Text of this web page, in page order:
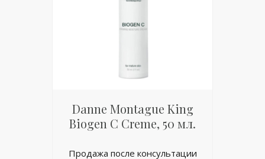
Danne Montague King
Biogen C Creme, 50 мл.
Продажа после консультации